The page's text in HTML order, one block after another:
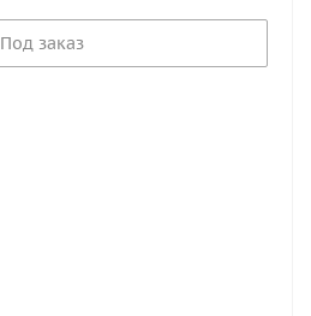
Под заказ